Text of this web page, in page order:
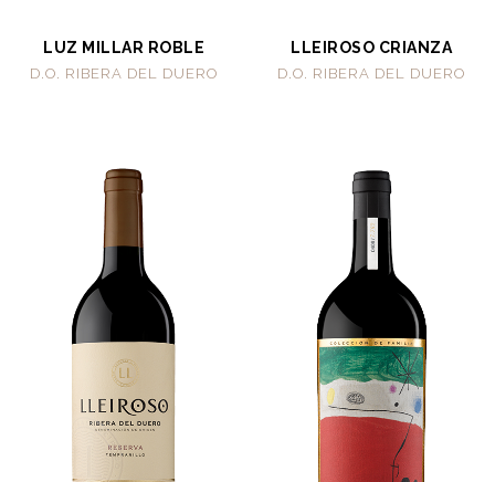
LUZ MILLAR ROBLE
D.O. RIBERA DEL DUERO
LLEIROSO CRIANZA
D.O. RIBERA DEL DUERO